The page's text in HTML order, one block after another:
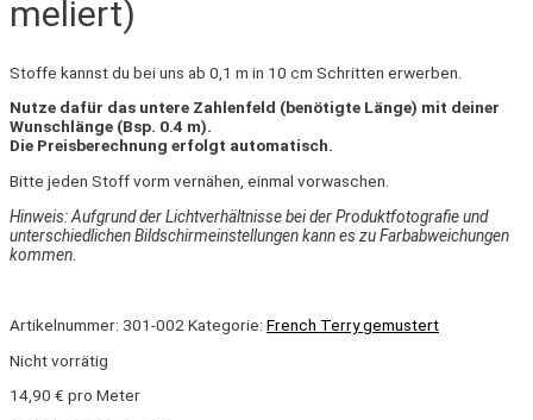
meliert)
Stoffe kannst du bei uns ab 0,1 m in 10 cm Schritten erwerben.
Nutze dafür das untere Zahlenfeld (benötigte Länge) mit deiner
Wunschlänge (Bsp. 0.4 m).
Die Preisberechnung erfolgt automatisch.
Bitte jeden Stoff vorm vernähen, einmal vorwaschen.
Hinweis: Aufgrund der Lichtverhältnisse bei der Produktfotografie und
unterschiedlichen Bildschirmeinstellungen kann es zu Farbabweichungen
kommen.
Artikelnummer: 301-002 Kategorie: French Terry gemustert
Nicht vorrätig
14,90 € pro Meter